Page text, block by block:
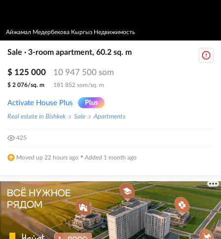
Айжамал Медербекова Кыргыз Недвижимость
Sale · 3-room apartment, 60.2 sq. m
$ 125 000 10 947 500 som
$ 2 076/sq. m 181 852 som/sq. m
Activate House Plus
Real estate in Bishkek Sale Apartments
425
Moved up 22 hours ago · Added 1 month ago